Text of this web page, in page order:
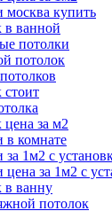
москва купить
в ванной
потолки
потолок
стоит
за м2
в комнате
1м2 с
за 1м2 с
в ванну
потолок